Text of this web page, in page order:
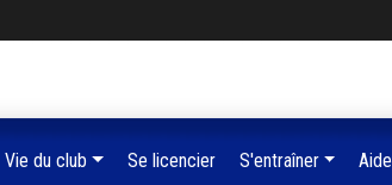
Vie du club Se licencier S'entraîner